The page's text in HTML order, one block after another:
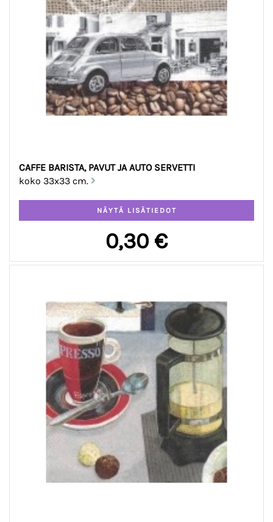
CAFFE BARISTA, PAVUT JA AUTO SERVETTI
koko 33x33 cm.
0,30 €